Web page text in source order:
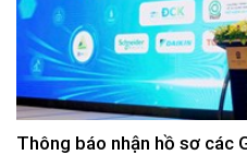
Thông báo nhận hồ sơ các